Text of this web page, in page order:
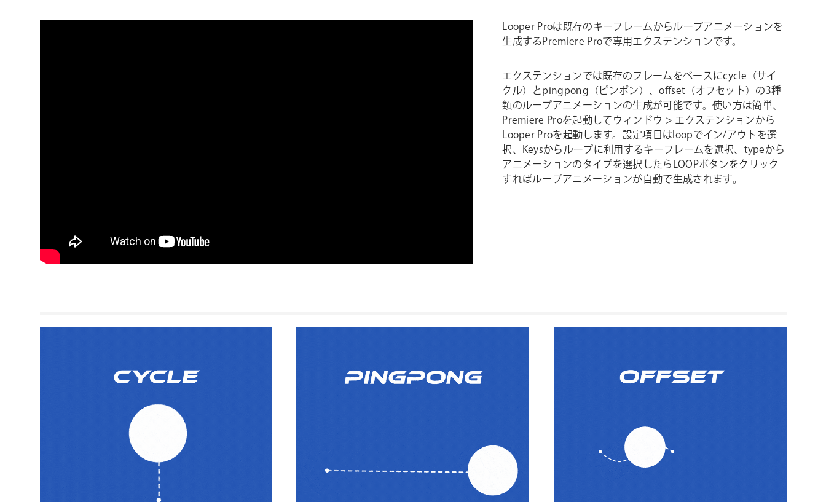
Looper Proは既存のキーフレームからループアニメーションを
生成するPremiere Proで専用エクステンションです。
エクステンションでは既存のフレームをベースにcycle（サイ
クル）とpingpong（ピンポン）、offset（オフセット）の3種
類のループアニメーションの生成が可能です。使い方は簡単、
Premiere Proを起動してウィンドウ > エクステンションから
Looper Proを起動します。設定項目はloopでイン/アウトを選
択、Keysからループに利用するキーフレームを選択、typeから
アニメーションのタイプを選択したらLOOPボタンをクリック
すればループアニメーションが自動で生成されます。